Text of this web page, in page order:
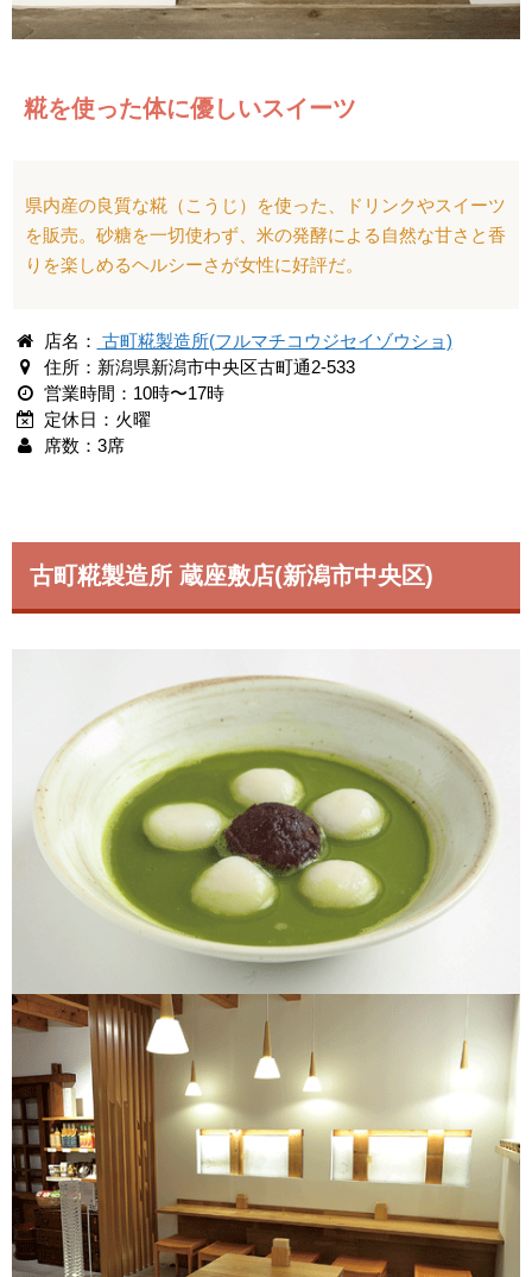
糀を使った体に優しいスイーツ
県内産の良質な糀（こうじ）を使った、ドリンクやスイーツ
を販売。砂糖を一切使わず、米の発酵による自然な甘さと香
りを楽しめるヘルシーさが女性に好評だ。
店名： 古町糀製造所(フルマチコウジセイゾウショ)
住所：新潟県新潟市中央区古町通2-533
営業時間：10時〜17時
定休日：火曜
席数：3席
古町糀製造所 蔵座敷店(新潟市中央区)